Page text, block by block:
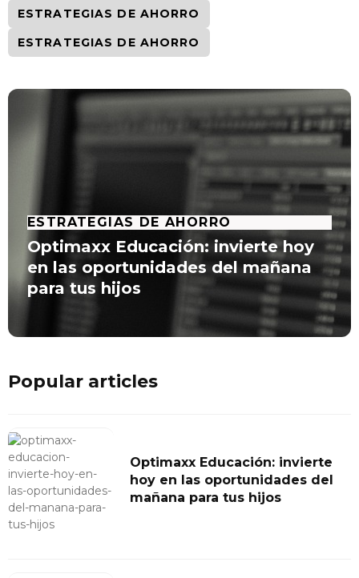
ESTRATEGIAS DE AHORRO
ESTRATEGIAS DE AHORRO
ESTRATEGIAS DE AHORRO
Optimaxx Educación: invierte hoy
en las oportunidades del mañana
para tus hijos
Popular articles
Optimaxx Educación: invierte
hoy en las oportunidades del
mañana para tus hijos